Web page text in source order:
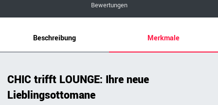
Bewertungen
Beschreibung Merkmale
CHIC trifft LOUNGE: Ihre neue
Lieblingsottomane